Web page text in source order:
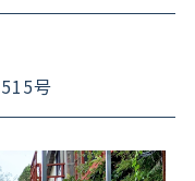
号